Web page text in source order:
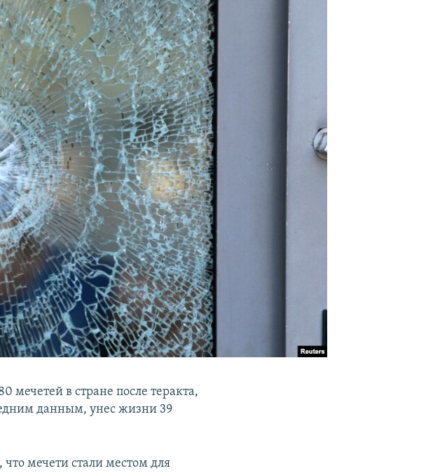
мечетей в стране после теракта,
данным, унес жизни 39
мечети стали местом для